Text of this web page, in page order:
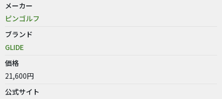
メーカー
ピンゴルフ
ブランド
GLIDE
価格
21,600円
公式サイト